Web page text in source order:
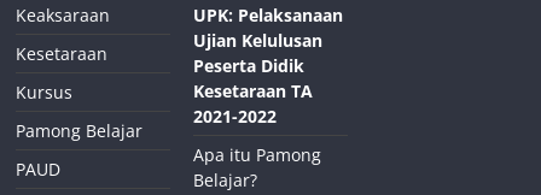
Keaksaraan
Kesetaraan
Kursus
Pamong Belajar
PAUD
UPK: Pelaksanaan
Ujian Kelulusan
Peserta Didik
Kesetaraan TA
2021-2022
Apa itu Pamong
Belajar?